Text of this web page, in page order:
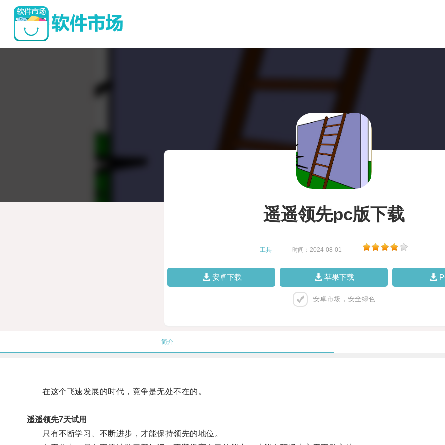
遥遥领先pc版下载
工具 时间：2024-08-01
安卓下载 苹果下载
安卓市场，安全绿色
简介
在这个飞速发展的时代，竞争是无处不在的。
遥遥领先7天试用
只有不断学习、不断进步，才能保持领先的地位。